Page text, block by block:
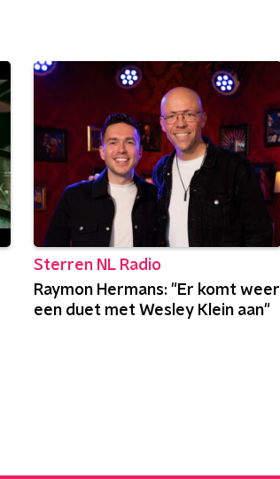
Sterren NL Radio
Raymon Hermans: "Er komt weer
een duet met Wesley Klein aan"